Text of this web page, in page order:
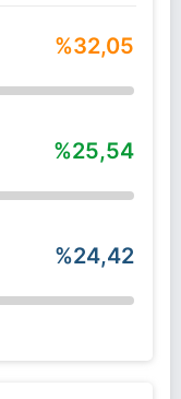
%32,05
%25,54
%24,42